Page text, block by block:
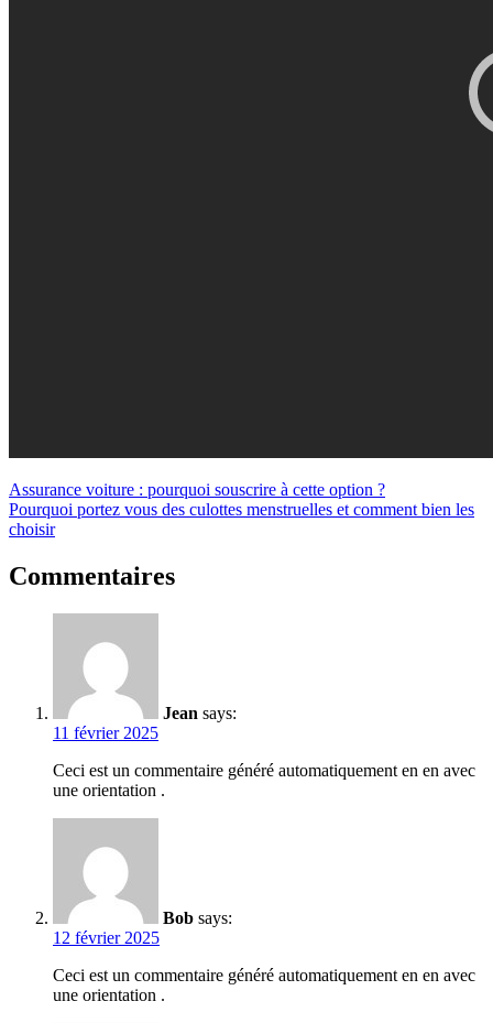
Navigation
de
Assurance voiture : pourquoi souscrire à cette option ?
Pourquoi portez vous des culottes menstruelles et comment bien les
choisir
Commentaires
Jean says:
11 février 2025
Ceci est un commentaire généré automatiquement en en avec
une orientation .
Bob says:
12 février 2025
Ceci est un commentaire généré automatiquement en en avec
une orientation .